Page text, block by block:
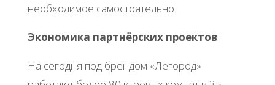
необходимое самостоятельно.
Экономика партнёрских проектов
На сегодня под брендом «Легород»